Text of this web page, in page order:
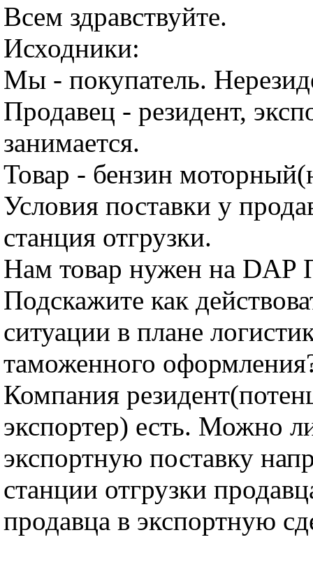
Всем здравствуйте.
Исходники:
Мы - покупатель.
Продавец - резидент,
занимается.
Товар - бензин
Условия поставки у
станция отгрузки.
Нам товар нужен на DAP
Подскажите как
ситуации в плане
таможенного
Компания
экспортер) есть. Можно
экспортную поставку
станции отгрузки
продавца в экспортную